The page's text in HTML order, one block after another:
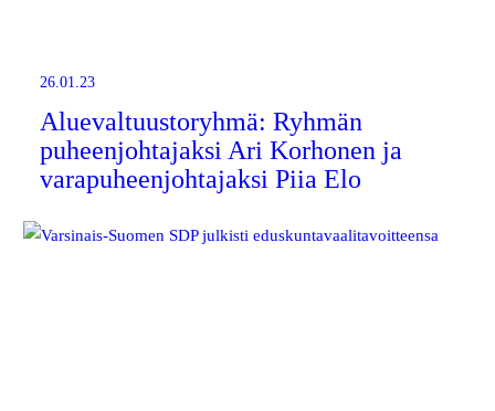
26.01.23
Aluevaltuustoryhmä: Ryhmän
puheenjohtajaksi Ari Korhonen ja
varapuheenjohtajaksi Piia Elo